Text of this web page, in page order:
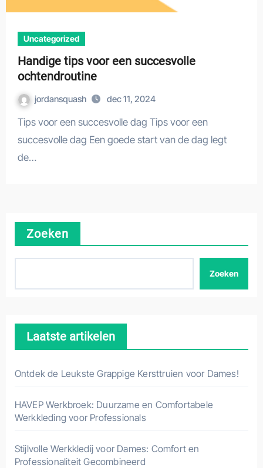
Uncategorized
Handige tips voor een succesvolle
ochtendroutine
jordansquash dec 11, 2024
Tips voor een succesvolle dag Tips voor een
succesvolle dag Een goede start van de dag legt
de…
Zoeken
Zoeken
Laatste artikelen
Ontdek de Leukste Grappige Kersttruien voor Dames!
HAVEP Werkbroek: Duurzame en Comfortabele
Werkkleding voor Professionals
Stijlvolle Werkkledij voor Dames: Comfort en
Professionaliteit Gecombineerd